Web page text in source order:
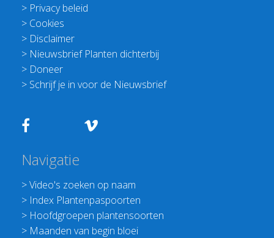
> Privacy beleid
> Cookies
> Disclaimer
> Nieuwsbrief Planten dichterbij
> Doneer
> Schrijf je in voor de Nieuwsbrief
Navigatie
>Video's zoeken op naam
> Index Plantenpaspoorten
> Hoofdgroepen plantensoorten
> Maanden van begin bloei